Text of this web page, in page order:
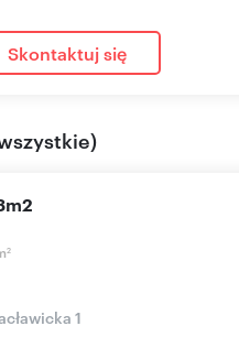
Skontaktuj się
)
2
1